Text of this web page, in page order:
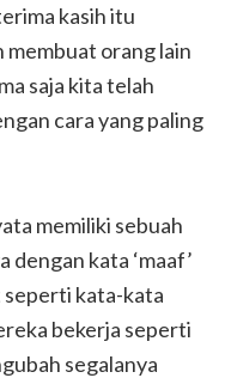
kasih itu
orang lain
saja kita telah
cara yang paling
memiliki sebuah
dengan kata ‘maaf’
seperti kata-kata
bekerja seperti
segalanya